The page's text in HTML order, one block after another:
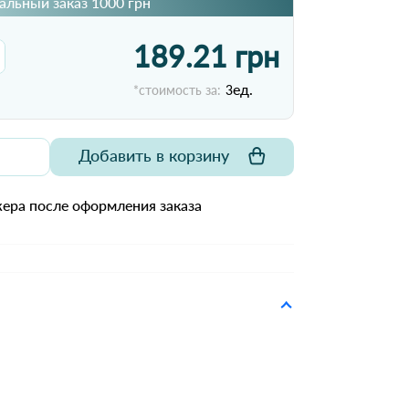
189.21 грн
*стоимость за: 3ед.
Добавить в корзину
после оформления заказа